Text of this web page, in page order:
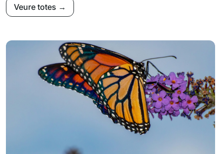
Veure totes →